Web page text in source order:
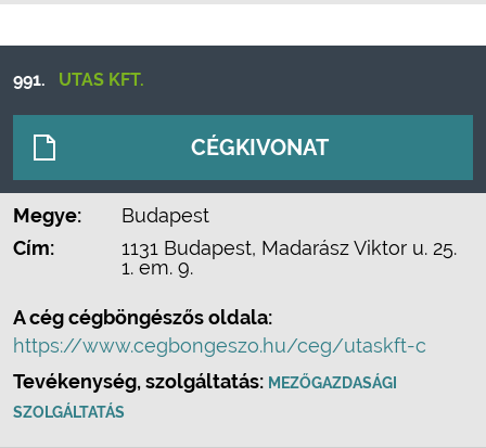
991. UTAS KFT.
CÉGKIVONAT
Megye:
Budapest
Cím:
1131 Budapest, Madarász Viktor u. 25.
1. em. 9.
A cég cégböngészős oldala:
https://www.cegbongeszo.hu/ceg/utaskft-c
Tevékenység, szolgáltatás: MEZŐGAZDASÁGI
SZOLGÁLTATÁS